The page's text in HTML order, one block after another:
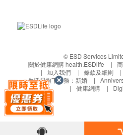
© ESD Services
關於健康網購 health.ESDlife
加入我們
條款及細則
生活易旗下業務： 新婚
健康網購